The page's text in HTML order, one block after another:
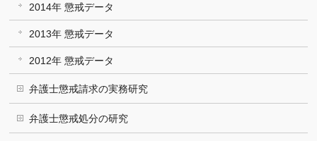
2014年 懲戒データ
2013年 懲戒データ
2012年 懲戒データ
弁護士懲戒請求の実務研究
弁護士懲戒処分の研究